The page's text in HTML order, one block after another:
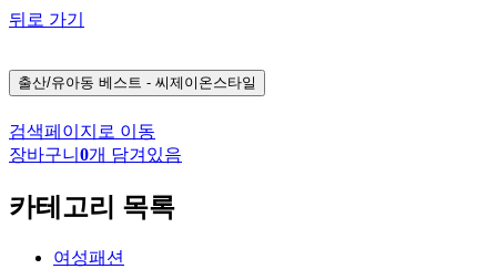
뒤로 가기
출산/유아동 베스트 - 씨제이온스타일
검색페이지로 이동
장바구니 0개 담겨있음
카테고리 목록
여성패션